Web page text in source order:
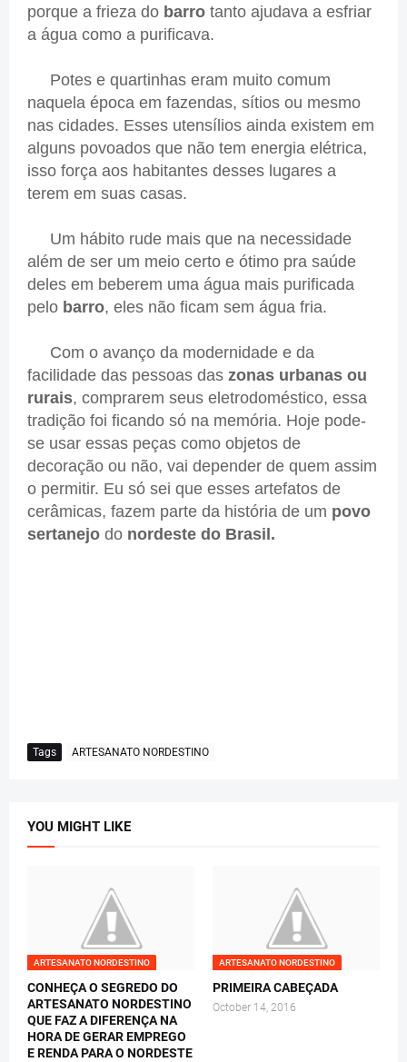
porque a frieza do barro tanto ajudava a esfriar
a água como a purificava.
Potes e quartinhas eram muito comum
naquela época em fazendas, sítios ou mesmo
nas cidades. Esses utensílios ainda existem em
alguns povoados que não tem energia elétrica,
isso força aos habitantes desses lugares a
terem em suas casas.
Um hábito rude mais que na necessidade
além de ser um meio certo e ótimo pra saúde
deles em beberem uma água mais purificada
pelo barro, eles não ficam sem água fria.
Com o avanço da modernidade e da
facilidade das pessoas das zonas urbanas ou
rurais, comprarem seus eletrodoméstico, essa
tradição foi ficando só na memória. Hoje pode-
se usar essas peças como objetos de
decoração ou não, vai depender de quem assim
o permitir. Eu só sei que esses artefatos de
cerâmicas, fazem parte da história de um povo
sertanejo do nordeste do Brasil.
Tags ARTESANATO NORDESTINO
YOU MIGHT LIKE
ARTESANATO NORDESTINO
CONHEÇA O SEGREDO DO
ARTESANATO NORDESTINO
QUE FAZ A DIFERENÇA NA
HORA DE GERAR EMPREGO
E RENDA PARA O NORDESTE
ARTESANATO NORDESTINO
PRIMEIRA CABEÇADA
October 14, 2016